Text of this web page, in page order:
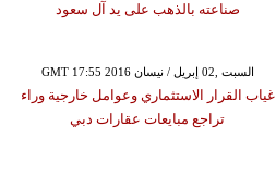
صناعته بالذهب على يد آل سعود
GMT 17:55 2016 السبت ,02 إبريل / نيسان
غياب القرار الاستثماري وعوامل خارجية وراء
تراجع مبايعات عقارات دبي